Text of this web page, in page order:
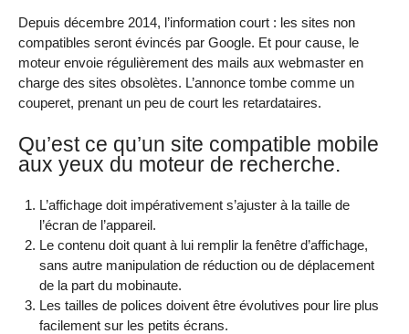
Depuis décembre 2014, l’information court : les sites non
compatibles seront évincés par Google. Et pour cause, le
moteur envoie régulièrement des mails aux webmaster en
charge des sites obsolètes. L’annonce tombe comme un
couperet, prenant un peu de court les retardataires.
Qu’est ce qu’un site compatible mobile
aux yeux du moteur de recherche.
L’affichage doit impérativement s’ajuster à la taille de
l’écran de l’appareil.
Le contenu doit quant à lui remplir la fenêtre d’affichage,
sans autre manipulation de réduction ou de déplacement
de la part du mobinaute.
Les tailles de polices doivent être évolutives pour lire plus
facilement sur les petits écrans.